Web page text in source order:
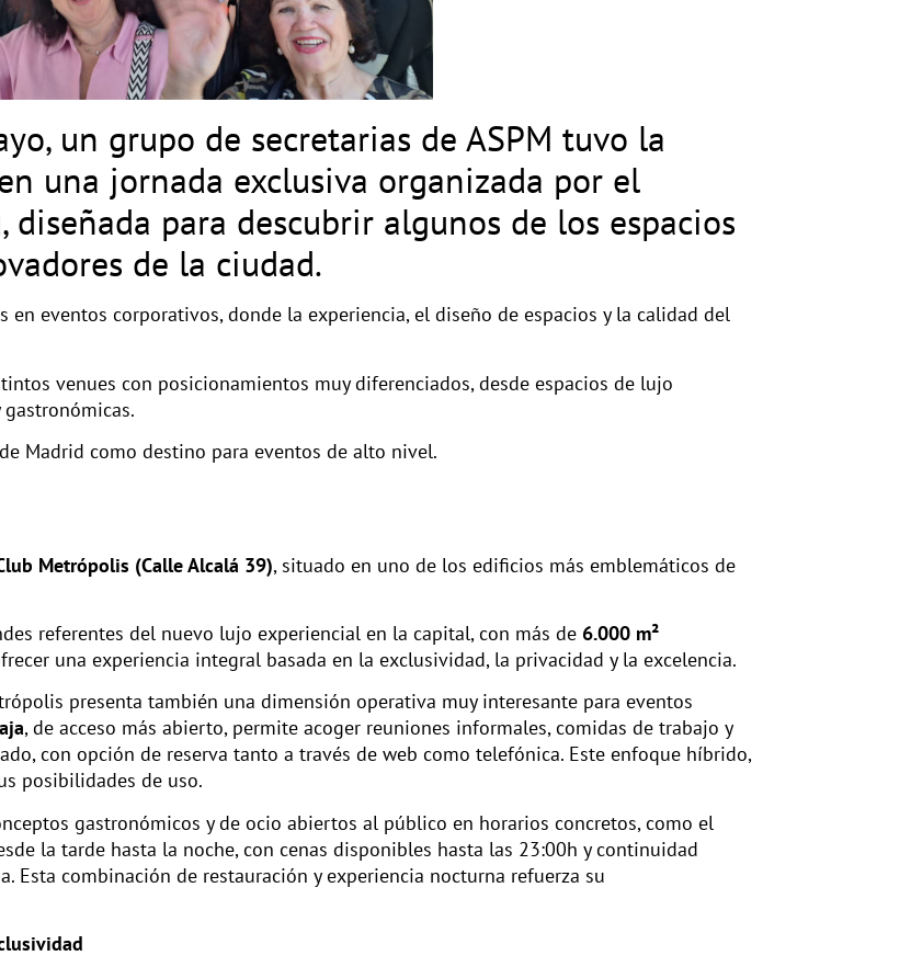
un grupo de secretarias de ASPM tuvo la
una jornada exclusiva organizada por el
para descubrir algunos de los espacios
de la ciudad.
eventos corporativos, donde la experiencia, el diseño de espacios y la calidad del
venues con posicionamientos muy diferenciados, desde espacios de lujo
Madrid como destino para eventos de alto nivel.
Metrópolis (Calle Alcalá 39), situado en uno de los edificios más emblemáticos de
referentes del nuevo lujo experiencial en la capital, con más de 6.000 m²
una experiencia integral basada en la exclusividad, la privacidad y la excelencia.
presenta también una dimensión operativa muy interesante para eventos
, de acceso más abierto, permite acoger reuniones informales, comidas de trabajo y
con opción de reserva tanto a través de web como telefónica. Este enfoque híbrido,
posibilidades de uso.
gastronómicos y de ocio abiertos al público en horarios concretos, como el
la tarde hasta la noche, con cenas disponibles hasta las 23:00h y continuidad
Esta combinación de restauración y experiencia nocturna refuerza su